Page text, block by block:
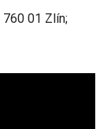
760 01 Zlín;